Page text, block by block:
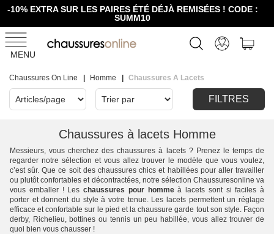
-10% EXTRA SUR LES PAIRES ÉTÉ DÉJÀ REMISÉES ! CODE :
SUMM10
MENU
Chaussures On Line Homme Chaussures A Lacets
FILTRES
Chaussures à lacets Homme
Messieurs, vous cherchez des chaussures à lacets ? Prenez le temps de
regarder notre sélection et vous allez trouver le modèle que vous voulez,
c’est sûr. Que ce soit des chaussures chics et habillées pour aller travailler
ou plutôt confortables et décontractées, notre sélection Chaussuresonline va
vous emballer ! Les chaussures pour hommeà lacets sont si faciles à
porter et donnent du style à votre tenue. Les lacets permettent un réglage
efficace et confortable sur le pied et la chaussure garde tout son style. Façon
derby, Richelieu, bottines ou tennis un peu habillée, vous allez trouver de
quoi bien vous chausser !